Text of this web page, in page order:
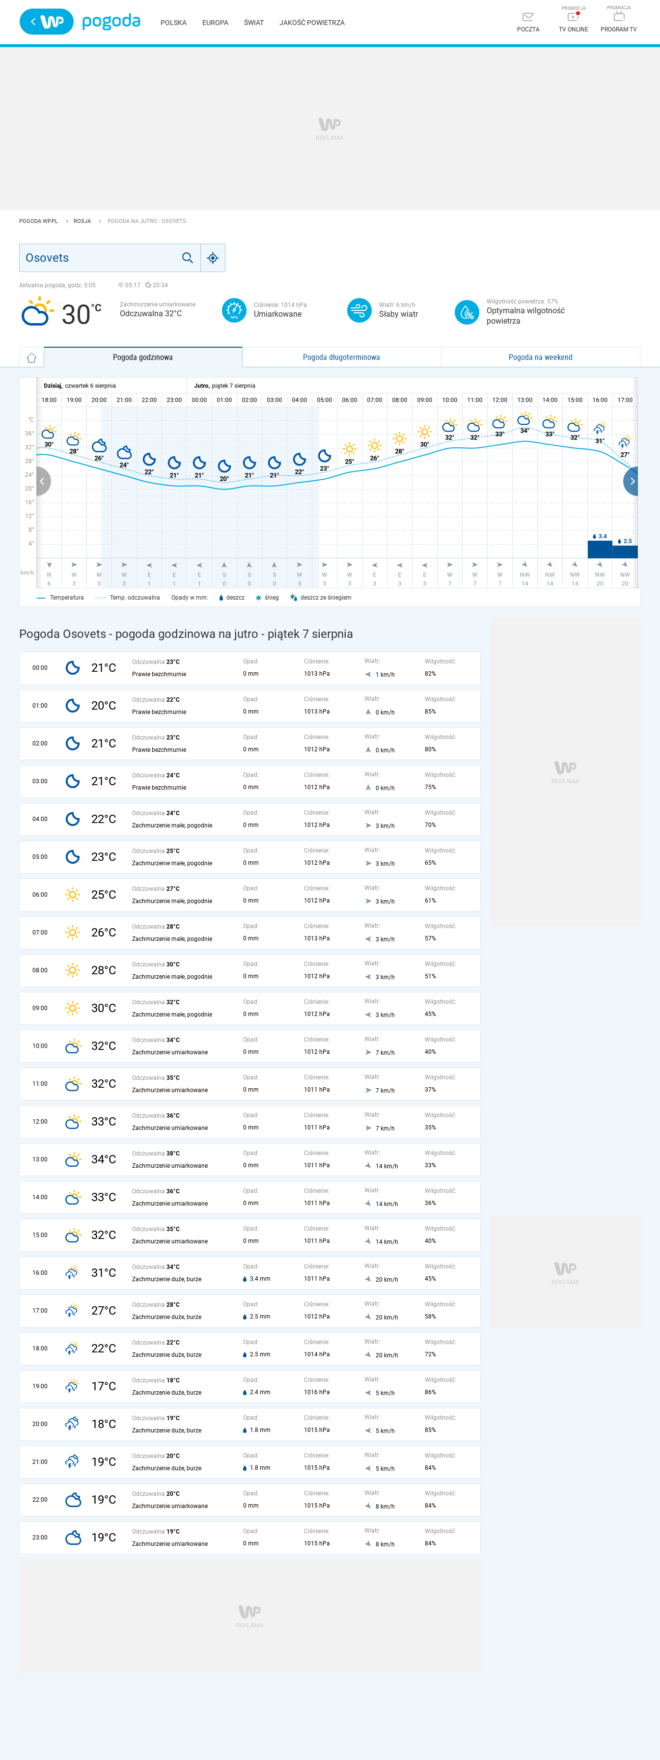
POLSKA EUROPA ŚWIAT JAKOŚĆ POWIETRZA
POCZTA TV ONLINE PROGRAM TV
POGODA WP.PL ROSJA POGODA NA JUTRO - OSOVETS
Aktualna pogoda, godz. 5:05 05:17 20:34
30 Zachmurzenie umiarkowane
Odczuwalna 32°C
Ciśnienie: 1014 hPa
Umiarkowane
Wiatr: 6 km/h
Słaby wiatr
Wilgotność powietrza: 57%
Optymalna wilgotność
powietrza
Pogoda godzinowa Pogoda długoterminowa Pogoda na weekend
°C
36°
32°
28°
24°
20°
16°
12°
8°
4°
km/h
Temperatura Temp. odczuwalna Opady w mm: deszcz śnieg deszcz ze śniegiem
Pogoda Osovets - pogoda godzinowa na jutro - piątek 7 sierpnia
00:00 21°C Odczuwalna 23°C
Prawie bezchmurnie
Opad:
0 mm
Ciśnienie:
1013 hPa
Wiatr:
1 km/h
Wilgotność:
82%
01:00 20°C Odczuwalna 22°C
Prawie bezchmurnie
Opad:
0 mm
Ciśnienie:
1013 hPa
Wiatr:
0 km/h
Wilgotność:
85%
02:00 21°C Odczuwalna 23°C
Prawie bezchmurnie
Opad:
0 mm
Ciśnienie:
1012 hPa
Wiatr:
0 km/h
Wilgotność:
80%
03:00 21°C Odczuwalna 24°C
Prawie bezchmurnie
Opad:
0 mm
Ciśnienie:
1012 hPa
Wiatr:
0 km/h
Wilgotność:
75%
04:00 22°C Odczuwalna 24°C
Zachmurzenie małe, pogodnie
Opad:
0 mm
Ciśnienie:
1012 hPa
Wiatr:
3 km/h
Wilgotność:
70%
05:00 23°C Odczuwalna 25°C
Zachmurzenie małe, pogodnie
Opad:
0 mm
Ciśnienie:
1012 hPa
Wiatr:
3 km/h
Wilgotność:
65%
06:00 25°C Odczuwalna 27°C
Zachmurzenie małe, pogodnie
Opad:
0 mm
Ciśnienie:
1012 hPa
Wiatr:
3 km/h
Wilgotność:
61%
07:00 26°C Odczuwalna 28°C
Zachmurzenie małe, pogodnie
Opad:
0 mm
Ciśnienie:
1013 hPa
Wiatr:
3 km/h
Wilgotność:
57%
08:00 28°C Odczuwalna 30°C
Zachmurzenie małe, pogodnie
Opad:
0 mm
Ciśnienie:
1012 hPa
Wiatr:
3 km/h
Wilgotność:
51%
09:00 30°C Odczuwalna 32°C
Zachmurzenie małe, pogodnie
Opad:
0 mm
Ciśnienie:
1012 hPa
Wiatr:
3 km/h
Wilgotność:
45%
10:00 32°C Odczuwalna 34°C
Zachmurzenie umiarkowane
Opad:
0 mm
Ciśnienie:
1012 hPa
Wiatr:
7 km/h
Wilgotność:
40%
11:00 32°C Odczuwalna 35°C
Zachmurzenie umiarkowane
Opad:
0 mm
Ciśnienie:
1011 hPa
Wiatr:
7 km/h
Wilgotność:
37%
12:00 33°C Odczuwalna 36°C
Zachmurzenie umiarkowane
Opad:
0 mm
Ciśnienie:
1011 hPa
Wiatr:
7 km/h
Wilgotność:
35%
13:00 34°C Odczuwalna 38°C
Zachmurzenie umiarkowane
Opad:
0 mm
Ciśnienie:
1011 hPa
Wiatr:
14 km/h
Wilgotność:
33%
14:00 33°C Odczuwalna 36°C
Zachmurzenie umiarkowane
Opad:
0 mm
Ciśnienie:
1011 hPa
Wiatr:
14 km/h
Wilgotność:
36%
15:00 32°C Odczuwalna 35°C
Zachmurzenie umiarkowane
Opad:
0 mm
Ciśnienie:
1011 hPa
Wiatr:
14 km/h
Wilgotność:
40%
16:00 31°C Odczuwalna 34°C
Zachmurzenie duże, burze
Opad:
3.4 mm
Ciśnienie:
1011 hPa
Wiatr:
20 km/h
Wilgotność:
45%
17:00 27°C Odczuwalna 28°C
Zachmurzenie duże, burze
Opad:
2.5 mm
Ciśnienie:
1012 hPa
Wiatr:
20 km/h
Wilgotność:
58%
18:00 22°C Odczuwalna 22°C
Zachmurzenie duże, burze
Opad:
2.5 mm
Ciśnienie:
1014 hPa
Wiatr:
20 km/h
Wilgotność:
72%
19:00 17°C Odczuwalna 18°C
Zachmurzenie duże, burze
Opad:
2.4 mm
Ciśnienie:
1016 hPa
Wiatr:
5 km/h
Wilgotność:
86%
20:00 18°C Odczuwalna 19°C
Zachmurzenie duże, burze
Opad:
1.8 mm
Ciśnienie:
1015 hPa
Wiatr:
5 km/h
Wilgotność:
85%
21:00 19°C Odczuwalna 20°C
Zachmurzenie duże, burze
Opad:
1.8 mm
Ciśnienie:
1015 hPa
Wiatr:
5 km/h
Wilgotność:
84%
22:00 19°C Odczuwalna 20°C
Zachmurzenie umiarkowane
Opad:
0 mm
Ciśnienie:
1015 hPa
Wiatr:
8 km/h
Wilgotność:
84%
23:00 19°C Odczuwalna 19°C
Zachmurzenie umiarkowane
Opad:
0 mm
Ciśnienie:
1015 hPa
Wiatr:
8 km/h
Wilgotność:
84%